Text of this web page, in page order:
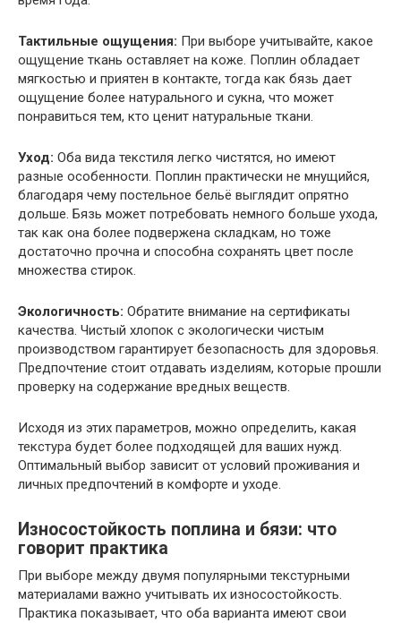
Тактильные ощущения: При выборе учитывайте, какое
ощущение ткань оставляет на коже. Поплин обладает
мягкостью и приятен в контакте, тогда как бязь дает
ощущение более натурального и сукна, что может
понравиться тем, кто ценит натуральные ткани.
Уход: Оба вида текстиля легко чистятся, но имеют
разные особенности. Поплин практически не мнущийся,
благодаря чему постельное бельё выглядит опрятно
дольше. Бязь может потребовать немного больше ухода,
так как она более подвержена складкам, но тоже
достаточно прочна и способна сохранять цвет после
множества стирок.
Экологичность: Обратите внимание на сертификаты
качества. Чистый хлопок с экологически чистым
производством гарантирует безопасность для здоровья.
Предпочтение стоит отдавать изделиям, которые прошли
проверку на содержание вредных веществ.
Исходя из этих параметров, можно определить, какая
текстура будет более подходящей для ваших нужд.
Оптимальный выбор зависит от условий проживания и
личных предпочтений в комфорте и уходе.
Износостойкость поплина и бязи: что
говорит практика
При выборе между двумя популярными текстурными
материалами важно учитывать их износостойкость.
Практика показывает, что оба варианта имеют свои